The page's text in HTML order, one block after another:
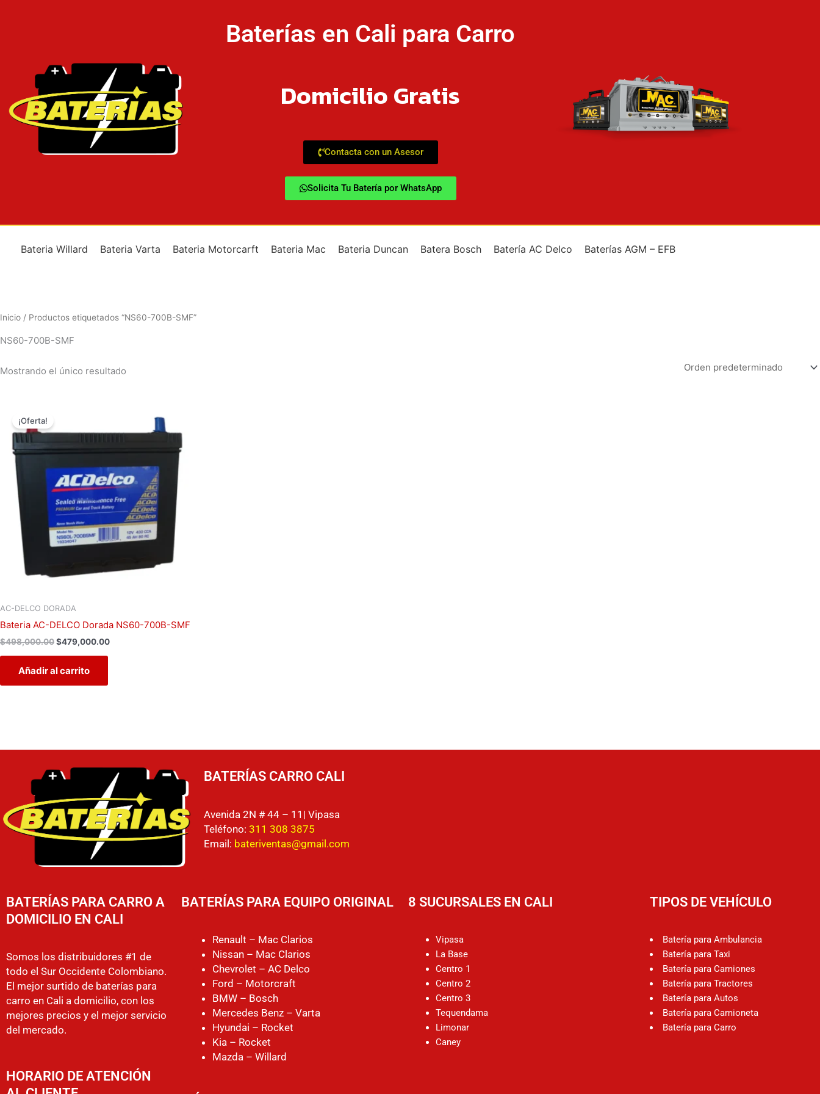
Baterías en Cali para Carro
Domicilio Gratis
Contacta con un Asesor
Solicita Tu Batería por WhatsApp
Bateria Willard Bateria Varta Bateria Motorcarft Bateria Mac Bateria Duncan Batera Bosch Batería AC Delco Baterías AGM – EFB
Inicio / Productos etiquetados “NS60-700B-SMF”
NS60-700B-SMF
Mostrando el único resultado
¡Oferta!
AC-DELCO DORADA
Bateria AC-DELCO Dorada NS60-700B-SMF
$498,000.00
era:
$498,000.00.
$479,000.00
es:
Añadir al carrito
BATERÍAS CARRO CALI
Avenida 2N # 44 – 11| Vipasa
Teléfono: 311 308 3875
Email: bateriventas@gmail.com
BATERÍAS PARA CARRO A
DOMICILIO EN CALI
Somos los distribuidores #1 de
todo el Sur Occidente Colombiano.
El mejor surtido de baterías para
carro en Cali a domicilio, con los
mejores precios y el mejor servicio
del mercado.
HORARIO DE ATENCIÓN
BATERÍAS PARA EQUIPO ORIGINAL
Renault – Mac Clarios
Nissan – Mac Clarios
Chevrolet – AC Delco
Ford – Motorcraft
BMW – Bosch
Mercedes Benz – Varta
Hyundai – Rocket
Kia – Rocket
Mazda – Willard
8 SUCURSALES EN CALI
Vipasa
La Base
Centro 1
Centro 2
Centro 3
Tequendama
Limonar
Caney
TIPOS DE VEHÍCULO
Batería para Ambulancia
Batería para Taxi
Batería para Camiones
Batería para Tractores
Batería para Autos
Batería para Camioneta
Batería para Carro